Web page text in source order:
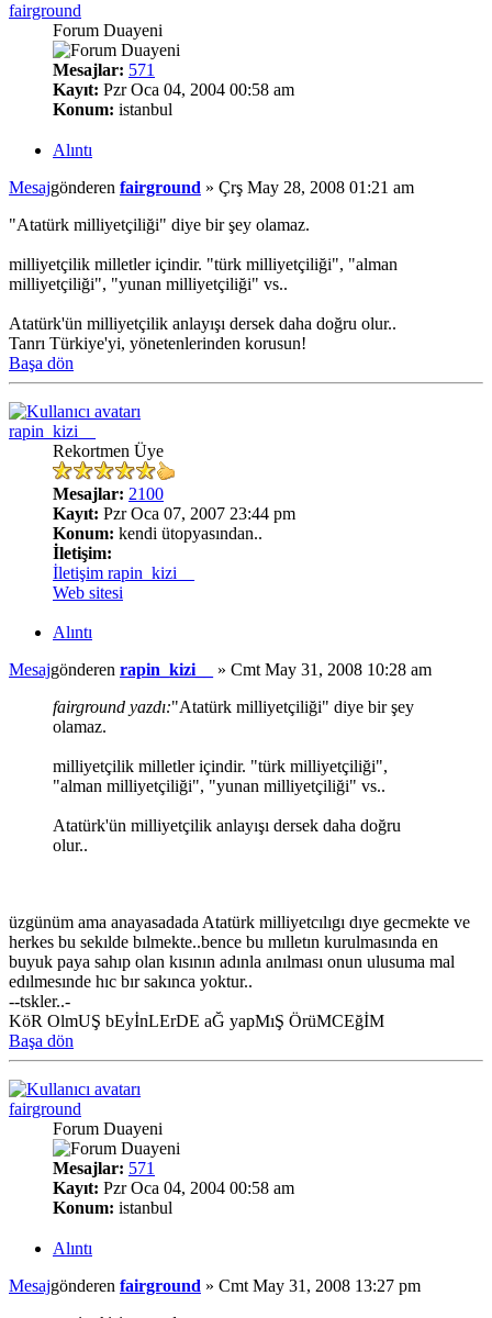
fairground
Forum Duayeni
Mesajlar: 571
Kayıt: Pzr Oca 04, 2004 00:58 am
Konum: istanbul
Alıntı
Mesajgönderen fairground » Çrş May 28, 2008 01:21 am
"Atatürk milliyetçiliği" diye bir şey olamaz.
milliyetçilik milletler içindir. "türk milliyetçiliği", "alman
milliyetçiliği", "yunan milliyetçiliği" vs..
Atatürk'ün milliyetçilik anlayışı dersek daha doğru olur..
Tanrı Türkiye'yi, yönetenlerinden korusun!
Başa dön
rapin_kizi__
Rekortmen Üye
Mesajlar: 2100
Kayıt: Pzr Oca 07, 2007 23:44 pm
Konum: kendi ütopyasından..
İletişim:
İletişim rapin_kizi__
Web sitesi
Alıntı
Mesajgönderen rapin_kizi__ » Cmt May 31, 2008 10:28 am
fairground yazdı:"Atatürk milliyetçiliği" diye bir şey
olamaz.
milliyetçilik milletler içindir. "türk milliyetçiliği",
"alman milliyetçiliği", "yunan milliyetçiliği" vs..
Atatürk'ün milliyetçilik anlayışı dersek daha doğru
olur..
üzgünüm ama anayasadada Atatürk milliyetcılıgı dıye gecmekte ve
herkes bu sekılde bılmekte..bence bu mılletın kurulmasında en
buyuk paya sahıp olan kısının adınla anılması onun ulusuma mal
edılmesınde hıc bır sakınca yoktur..
--tskler..-
KöR OlmUŞ bEyİnLErDE aĞ yapMıŞ ÖrüMCEğİM
Başa dön
fairground
Forum Duayeni
Mesajlar: 571
Kayıt: Pzr Oca 04, 2004 00:58 am
Konum: istanbul
Alıntı
Mesajgönderen fairground » Cmt May 31, 2008 13:27 pm